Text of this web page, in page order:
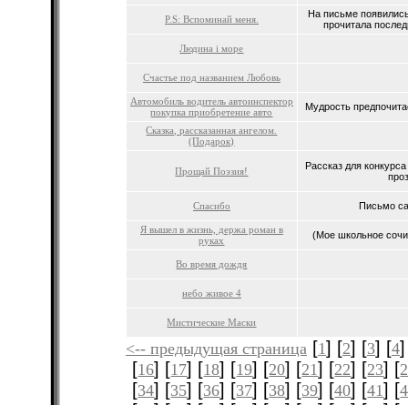
P.S: Вспоминай меня.
На письме
прочитала
Людина і море
Счастье под названием Любовь
Автомобиль водитель автоинспектор
покупка приобретение авто
Мудрость
Сказка, рассказанная ангелом.
(Подарок)
Прощай Поэзия!
Рассказ для
Спасибо Письмо
Я вышел в жизнь, держа роман в
руках
(Мое школьное
Во время дождя
небо живое 4
Мистические Маски
<-- предыдущая страница [1] [2] [3] [4
[16] [17] [18] [19] [20] [21] [22] [23] [
[34] [35] [36] [37] [38] [39] [40] [41] [